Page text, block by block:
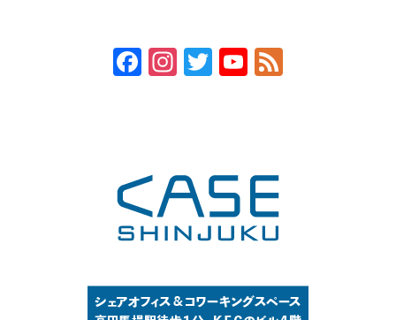
Facebook
Instagram
TwitterYouTube